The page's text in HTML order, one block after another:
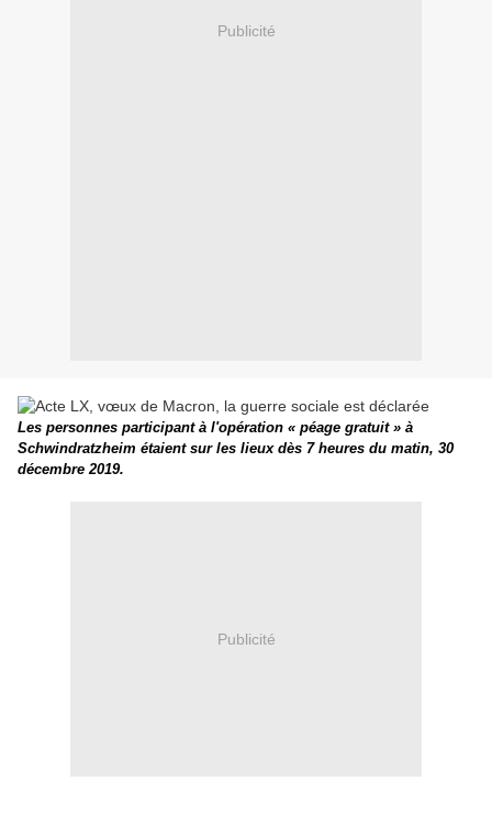
Publicité
Les personnes participant à l'opération « péage gratuit » à
Schwindratzheim étaient sur les lieux dès 7 heures du matin, 30
décembre 2019.
Publicité